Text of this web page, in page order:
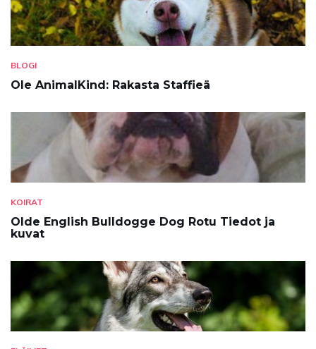
BLOGI
Ole AnimalKind: Rakasta Staffieä
KOIRAT
Olde English Bulldogge Dog Rotu Tiedot ja
kuvat